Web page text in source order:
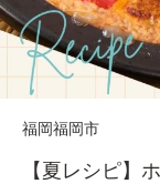
福岡福岡市
【夏レシピ】